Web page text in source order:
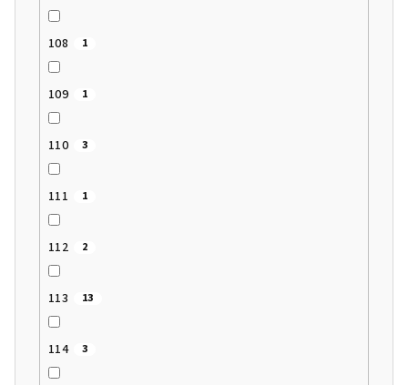
108 1
109 1
110 3
111 1
112 2
113 13
114 3